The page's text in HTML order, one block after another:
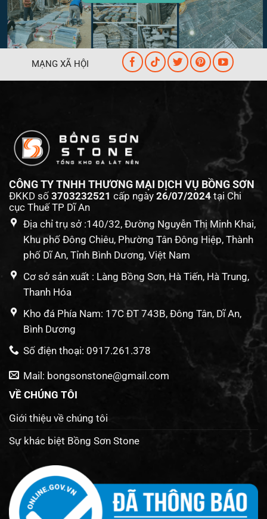
MẠNG XÃ HỘI
CÔNG TY TNHH THƯƠNG MẠI DỊCH VỤ BỒNG SƠN
ĐKKD số 3703232521 cấp ngày 26/07/2024tại Chi
cục Thuế TP Dĩ An
Địa chỉ trụ sở :140/32, Đường Nguyễn Thị Minh Khai,
Khu phố Đông Chiêu, Phường Tân Đông Hiệp, Thành
phố Dĩ An, Tỉnh Bình Dương, Việt Nam
Cơ sở sản xuất : Làng Bồng Sơn, Hà Tiến, Hà Trung,
Thanh Hóa
Kho đá Phía Nam: 17C ĐT 743B, Đông Tân, Dĩ An,
Bình Dương
Số điện thoại: 0917.261.378
Mail: bongsonstone@gmail.com
VỀ CHÚNG TÔI
Giới thiệu về chúng tôi
Sự khác biệt Bồng Sơn Stone